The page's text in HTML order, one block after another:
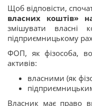
Щоб відповісти,
власних коштів»
змішувати власні
підприємницькому
ФОП, як фізособа,
активів:
власними (як
Власник має право